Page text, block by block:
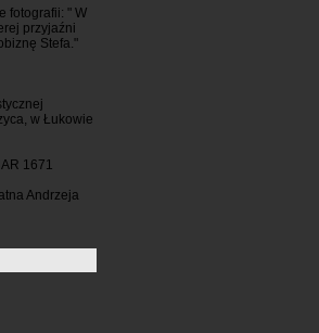
fotografii: " W
przyjaźni
Stefa."
w Łukowie
1671
Andrzeja